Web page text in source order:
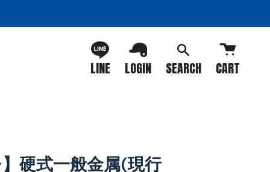
LINE LOGIN SEARCH CART
硬式一般金属(現行